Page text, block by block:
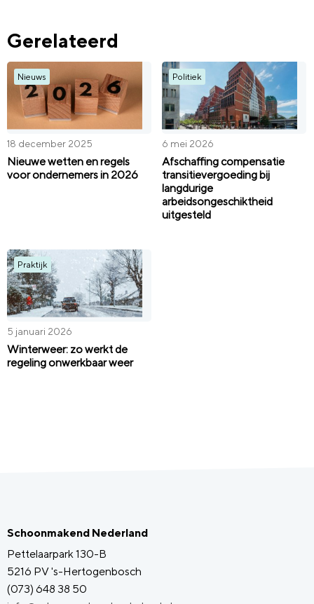
Gerelateerd
Nieuws
18 december 2025
Nieuwe wetten en regels
voor ondernemers in 2026
Politiek
6 mei 2026
Afschaffing compensatie
transitievergoeding bij
langdurige
arbeidsongeschiktheid
uitgesteld
Praktijk
5 januari 2026
Winterweer: zo werkt de
regeling onwerkbaar weer
Schoonmakend Nederland
Pettelaarpark 130-B
5216 PV 's-Hertogenbosch
(073) 648 38 50